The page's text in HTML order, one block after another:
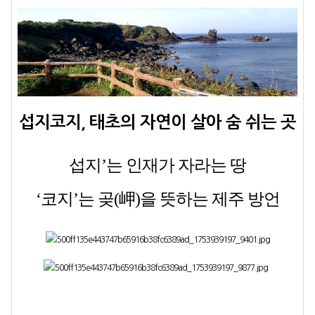
섭지코지, 태초의 자연이 살아 숨 쉬는 곳
섭지’는 인재가 자라는 땅
‘코지’는 곶(岬)을 뜻하는 제주 방언